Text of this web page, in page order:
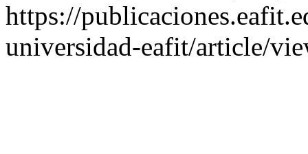
https://
universidad-eafit/article/